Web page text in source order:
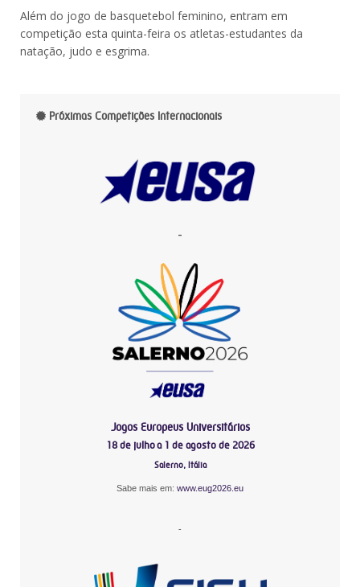
Além do jogo de basquetebol feminino, entram em
competição esta quinta-feira os atletas-estudantes da
natação, judo e esgrima.
Próximas Competições Internacionais
-
Jogos Europeus Universitários
18 de julho a 1 de agosto de 2026
Salerno, Itália
Sabe mais em: www.eug2026.eu
-